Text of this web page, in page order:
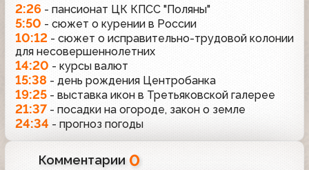
2:26 - пансионат ЦК КПСС "Поляны"
5:50 - сюжет о курении в России
10:12 - сюжет о исправительно-трудовой колонии
для несовершеннолетних
14:20 - курсы валют
15:38 - день рождения Центробанка
19:25 - выставка икон в Третьяковской галерее
21:37- посадки на огороде, закон о земле
24:34 - прогноз погоды
Комментарии 0